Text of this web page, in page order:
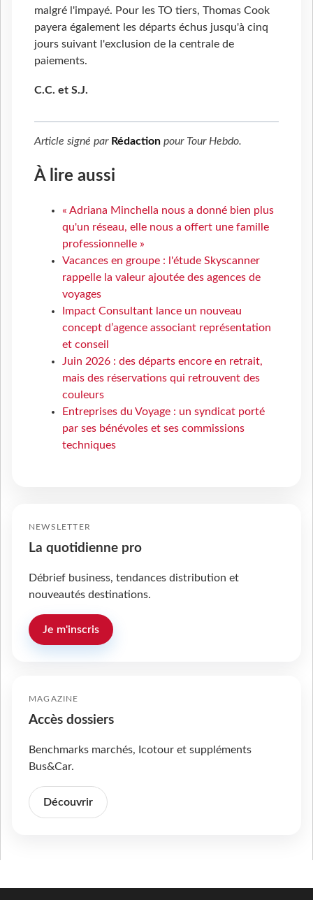
malgré l'impayé. Pour les TO tiers, Thomas Cook
payera également les départs échus jusqu'à cinq
jours suivant l'exclusion de la centrale de
paiements.
C.C. et S.J.
Article signé par Rédaction pour Tour Hebdo.
À lire aussi
« Adriana Minchella nous a donné bien plus
qu'un réseau, elle nous a offert une famille
professionnelle »
Vacances en groupe : l'étude Skyscanner
rappelle la valeur ajoutée des agences de
voyages
Impact Consultant lance un nouveau
concept d’agence associant représentation
et conseil
Juin 2026 : des départs encore en retrait,
mais des réservations qui retrouvent des
couleurs
Entreprises du Voyage : un syndicat porté
par ses bénévoles et ses commissions
techniques
NEWSLETTER
La quotidienne pro
Débrief business, tendances distribution et
nouveautés destinations.
Je m'inscris
MAGAZINE
Accès dossiers
Benchmarks marchés, Icotour et suppléments
Bus&Car.
Découvrir